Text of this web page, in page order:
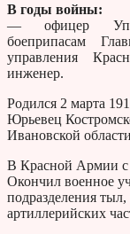
В годы войны:
— офицер
боеприпасам
управления
инженер.
Родился 2 марта
Юрьевец
Ивановской
В Красной Армии с
Окончил военное
подразделения
артиллерийских